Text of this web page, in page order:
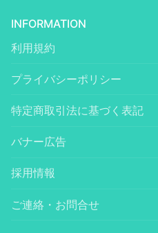
INFORMATION
利用規約
プライバシーポリシー
特定商取引法に基づく表記
バナー広告
採用情報
ご連絡・お問合せ